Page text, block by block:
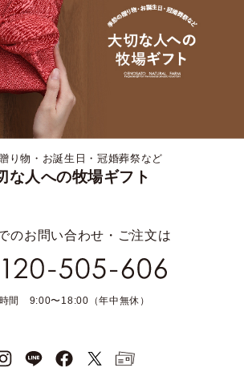
り物・お誕生日・冠婚葬祭など
な人への牧場ギフト
のお問い合わせ・ご注文は
間 9:00〜18:00（年中無休）